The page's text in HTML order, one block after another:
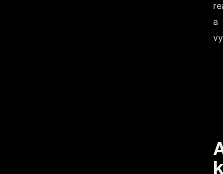
a